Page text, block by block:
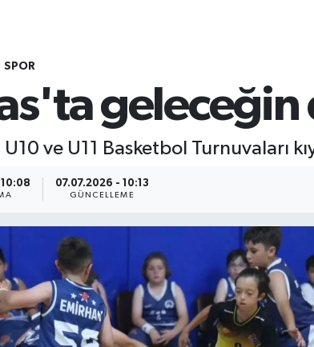
SPOR
geleceğin
ve U11 Basketbol Turnuvaları
07.07.2026 - 10:13
GÜNCELLEME